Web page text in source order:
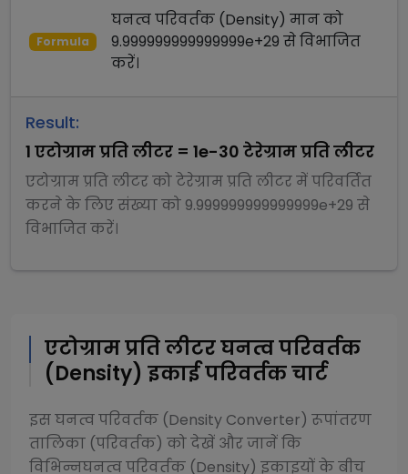
Formula
घनत्व परिवर्तक (Density) मान को
9.999999999999999e+29 सेविभाजित
करें।
Result:
1 एटोग्राम प्रति लीटर = 1e-30 टेरेग्राम प्रति लीटर
एटोग्राम प्रति लीटरकोटेरेग्राम प्रति लीटरमें परिवर्तित
करने के लिए संख्या को 9.999999999999999e+29 से
विभाजितकरें।
एटोग्राम प्रति लीटरघनत्व परिवर्तक
(Density) इकाई परिवर्तक चार्ट
इसघनत्व परिवर्तक (Density Converter) रूपांतरण
तालिका (परिवर्तक) को देखें और जानें कि
विभिन्नघनत्व परिवर्तक (Density) इकाइयों के बीच